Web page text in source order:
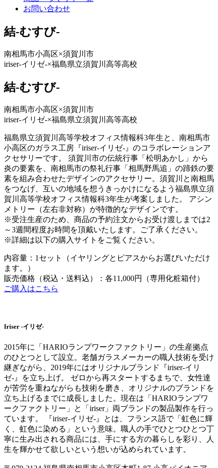
お問い合わせ
結-むすび-
南相馬市小高区×須賀川市
iriser-イリゼ-×福島県立須賀川高等高校
結-むすび-
南相馬市小高区×須賀川市
iriser-イリゼ-×福島県立須賀川高等高校
福島県立須賀川高等学校オフィス情報科3年生と、南相馬市
小高区のガラス工房『iriser-イリゼ-』のコラボレーションア
クセサリーです。 須賀川市の伝統行事「松明あかし」から
炎の要素を、南相馬市の祭礼行事「相馬野馬追」の蹄鉄の要
素を組み合わせたデザインのアクセサリー。須賀川と南相馬
をつなげ、互いの地域を想うきっかけになるよう福島県立須
賀川高等学校オフィス情報科3年生が考案しました。 アシン
メトリー（左右非対称）が特徴的なデザインです。
※受注生産のため、商品の予約注文からお受け渡しまでは2
～3週間程度お時間を頂戴いたします。ご了承ください。
※詳細は以下の購入サイトをご覧ください。
内容量：1セット（イヤリングとピアスからお選びいただけ
ます。）
販売価格（税込・送料込）：各11,000円（専用化粧箱付）
ご購入はこちら
Iriser -イリゼ-
2015年に「HARIOランプワークファクトリー」の生産拠点
のひとつとして設立。老舗ガラスメーカーの職人技術を受け
継ぎながら、2019年にはオリジナルブランド『iriser-イリ
ゼ-』を立ち上げ。 ゼロから再スタートするまちで、女性達
が苦労を重ねながらも技術を磨き、オリジナルのブランドを
立ち上げるまでに成長しました。現在は「HARIOランプワ
ークファクトリー」と「iriser」両ブランドの製品製作を行っ
ています。 『iriser-イリゼ-』とは、フランス語で「虹色に輝
く、虹色に染める」という意味。職人の手でひとつひとつ丁
寧に生み出される商品には、手にする方の暮らしを彩り、人
生を輝かせて欲しいという想いが込められています。